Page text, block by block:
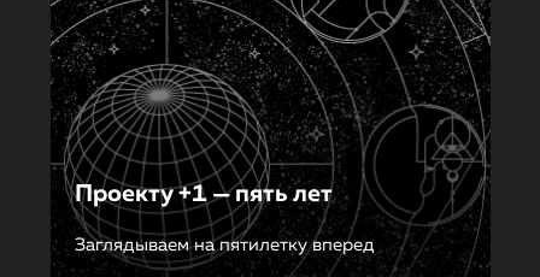
Проекту +1 — пять лет
Заглядываем на пятилетку вперед